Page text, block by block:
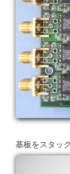
基板をスタッ